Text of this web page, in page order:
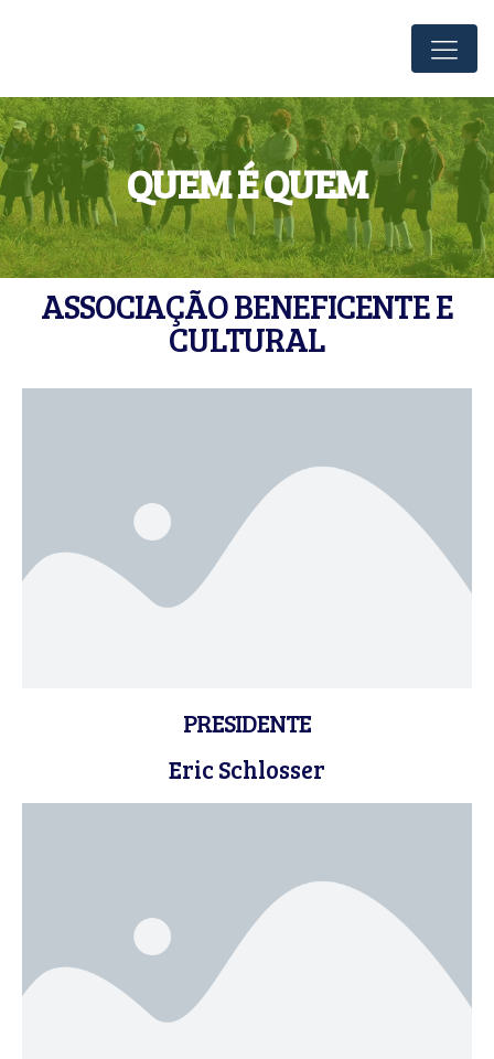
QUEM É QUEM
ASSOCIAÇÃO BENEFICENTE E
CULTURAL
PRESIDENTE
Eric Schlosser